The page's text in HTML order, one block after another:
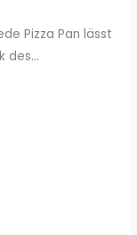
Pizza Pan lässt
des...